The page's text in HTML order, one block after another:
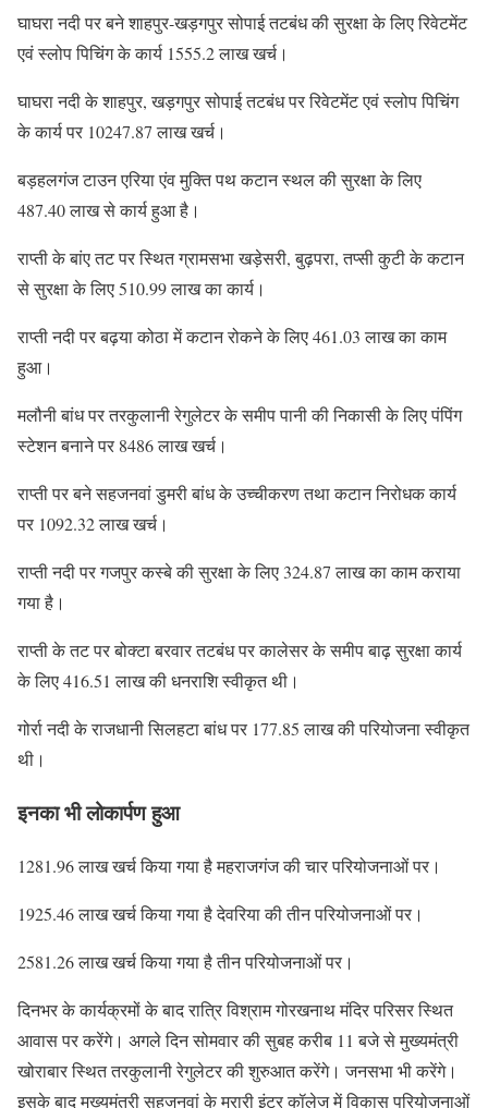
घाघरा नदी पर बने शाहपुर-खड़गपुर सोपाई तटबंध की सुरक्षा के लिए रिवेटमेंट
एवं स्लोप पिचिंग के कार्य 1555.2 लाख खर्च।
घाघरा नदी के शाहपुर, खड़गपुर सोपाई तटबंध पर रिवेटमेंट एवं स्लोप पिचिंग
के कार्य पर 10247.87 लाख खर्च।
बड़हलगंज टाउन एरिया एंव मुक्ति पथ कटान स्थल की सुरक्षा के लिए
487.40 लाख से कार्य हुआ है।
राप्ती के बांए तट पर स्थित ग्रामसभा खड़ेसरी, बुढ़परा, तप्सी कुटी के कटान
से सुरक्षा के लिए 510.99 लाख का कार्य।
राप्ती नदी पर बढ़या कोठा में कटान रोकने के लिए 461.03 लाख का काम
हुआ।
मलौनी बांध पर तरकुलानी रेगुलेटर के समीप पानी की निकासी के लिए पंपिंग
स्टेशन बनाने पर 8486 लाख खर्च।
राप्ती पर बने सहजनवां डुमरी बांध के उच्चीकरण तथा कटान निरोधक कार्य
पर 1092.32 लाख खर्च।
राप्ती नदी पर गजपुर कस्बे की सुरक्षा के लिए 324.87 लाख का काम कराया
गया है।
राप्ती के तट पर बोक्टा बरवार तटबंध पर कालेसर के समीप बाढ़ सुरक्षा कार्य
के लिए 416.51 लाख की धनराशि स्वीकृत थी।
गोर्रा नदी के राजधानी सिलहटा बांध पर 177.85 लाख की परियोजना स्वीकृत
थी।
इनका भी लोकार्पण हुआ
1281.96 लाख खर्च किया गया है महराजगंज की चार परियोजनाओं पर।
1925.46 लाख खर्च किया गया है देवरिया की तीन परियोजनाओं पर।
2581.26 लाख खर्च किया गया है तीन परियोजनाओं पर।
दिनभर के कार्यक्रमों के बाद रात्रि विश्राम गोरखनाथ मंदिर परिसर स्थित
आवास पर करेंगे। अगले दिन सोमवार की सुबह करीब 11 बजे से मुख्यमंत्री
खोराबार स्थित तरकुलानी रेगुलेटर की शुरुआत करेंगे। जनसभा भी करेंगे।
इसके बाद मुख्यमंत्री सहजनवां के मुरारी इंटर कॉलेज में विकास परियोजनाओं